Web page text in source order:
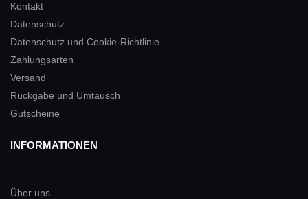
Kontakt
Datenschutz
Datenschutz und Cookie-Richtlinie
Zahlungsarten
Versand
Rückgabe und Umtausch
Gutscheine
INFORMATIONEN
Über uns